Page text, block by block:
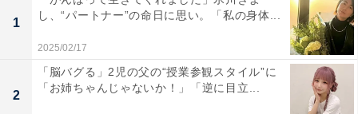
1
し、“パートナー”の命日に思い。「私の身体...
2025/02/17
2
「脳バグる」2児の父の“授業参観スタイル”に
「お姉ちゃんじゃないか！」「逆に目立...